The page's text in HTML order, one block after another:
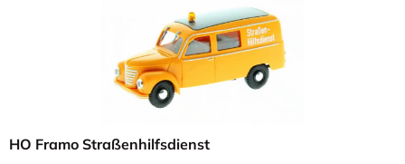
HO Framo Straßenhilfsdienst